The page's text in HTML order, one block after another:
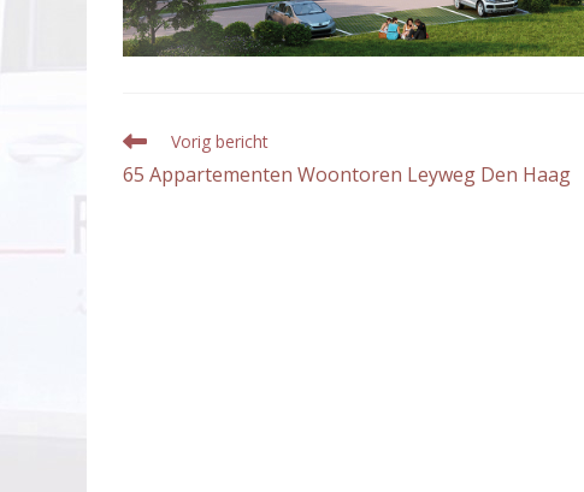
Lees
artikelen
Vorig bericht
65 Appartementen Woontoren Leyweg Den Haag